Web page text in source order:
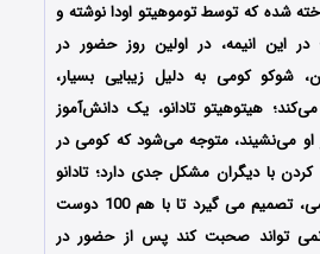
شده که توسط توموهیتو اودا نوشته و
این انیمه، در اولین روز حضور در
شوکو کومی به دلیل زیبایی بسیار،
هیتوهیتو تادانو، یک دانش‌آموز
او می‌نشیند، متوجه می‌شود که کومی در
با دیگران مشکل جدی دارد؛ تادانو
برای کمک به مشکل کومی، تصمیم می گیرد تا با هم 100 دوست
نمی تواند صحبت کند پس از حضور در